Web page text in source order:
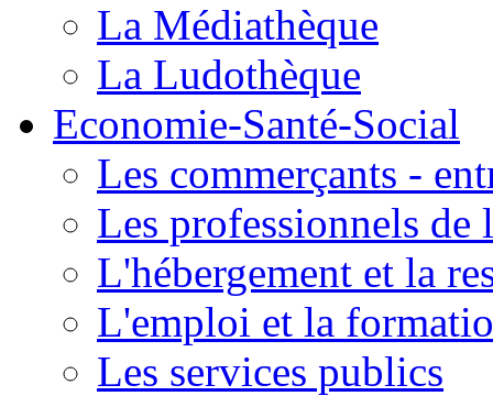
La Médiathèque
La Ludothèque
Economie-Santé-Social
Les commerçants -
Les professionnels de
L'hébergement et la
L'emploi et la
Les services publics